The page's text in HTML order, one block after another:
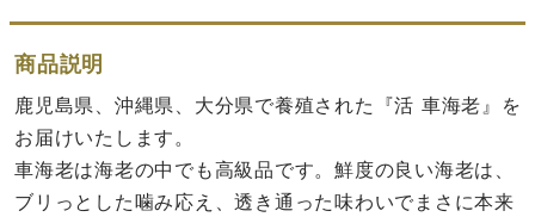
商品説明
鹿児島県、沖縄県、大分県で養殖された『活 車海老』を
お届けいたします。
車海老は海老の中でも高級品です。鮮度の良い海老は、
ブリっとした噛み応え、透き通った味わいでまさに本来